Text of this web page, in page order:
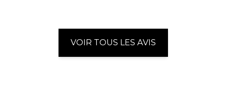
VOIR TOUS LES AVIS